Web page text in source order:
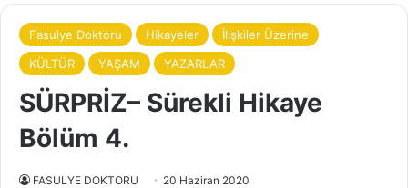
Fasulye Doktoru Hikayeler
İlişkiler Üzerine
KÜLTÜR
YAŞAM YAZARLAR
SÜRPRİZ– Sürekli Hikaye
Bölüm 4.
FASULYE DOKTORU 20 Haziran 2020